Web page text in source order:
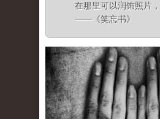
在那里可以润饰照片
——《笑忘书》